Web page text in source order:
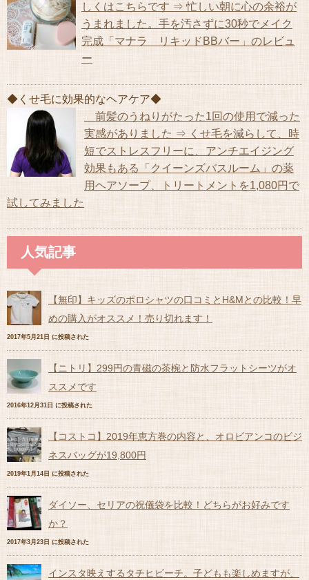
しくはこちらです ⇒ 忙しい朝に心の余裕が
うまれました。手を汚さずに30秒でメイク
完成「マナラ リキッドBBバー」のレビュ
ー
◆くせ毛に効果的なヘアケア◆
前髪のうねりがたった1回の使用で減った
実感がありました ⇒ くせ毛を減らして、時
短でストレスフリーに、アンチエイジング
効果もある「クイーンズバスルーム」の薬
用ヘアソープ、トリートメントを1,080円で
試してみました
人気記事
【無印】キッズのポロシャツの口コミとH&Mとの比較！早
めの購入がオススメ！売り切れます！
2017年5月21日 に投稿された
【ニトリ】299円の青磁の茶椀と防水フラットシーツがオ
ススメです
2016年12月31日 に投稿された
【コストコ】2019年恵方巻の内容と、オロビアンコのビジ
ネスバッグが19,800円
2019年1月14日 に投稿された
ダイソー、セリアの祝儀袋を比較！どちらがお好みです
か？
2017年3月23日 に投稿された
インスタ映えするタチヒビーチ。子どもも楽しめますが、